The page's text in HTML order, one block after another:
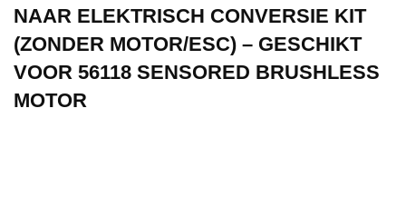
NAAR ELEKTRISCH CONVERSIE KIT
(ZONDER MOTOR/ESC) – GESCHIKT
VOOR 56118 SENSORED BRUSHLESS
MOTOR